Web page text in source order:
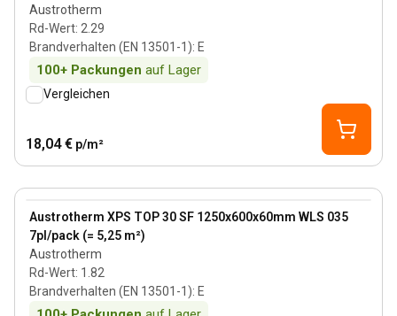
Austrotherm
Rd-Wert: 2.29
Brandverhalten (EN 13501-1): E
100+ Packungen auf Lager
Vergleichen
18,04 € p/m²
Austrotherm XPS TOP 30 SF 1250x600x60mm WLS 035
7pl/pack (= 5,25 m²)
Austrotherm
Rd-Wert: 1.82
Brandverhalten (EN 13501-1): E
View product